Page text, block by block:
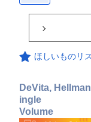
ほしいものリ
DeVita,
ingle
Volume